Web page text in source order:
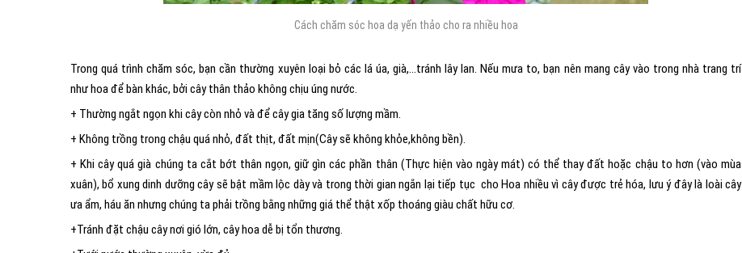
Cách chăm sóc hoa dạ yến thảo cho ra nhiều hoa
Trong quá trình chăm sóc, bạn cần thường xuyên loại bỏ các lá úa, già,…tránh lây lan. Nếu mưa to, bạn nên mang cây vào trong nhà trang trí
như hoa để bàn khác, bởi cây thân thảo không chịu úng nước.
+ Thường ngắt ngọn khi cây còn nhỏ và để cây gia tăng số lượng mầm.
+ Không trồng trong chậu quá nhỏ, đất thịt, đất mịn(Cây sẽ không khỏe,không bền).
+ Khi cây quá già chúng ta cắt bớt thân ngọn, giữ gìn các phần thân (Thực hiện vào ngày mát) có thể thay đất hoặc chậu to hơn (vào mùa
xuân), bổ xung dinh dưỡng cây sẽ bật mầm lộc dày và trong thời gian ngắn lại tiếp tục cho Hoa nhiều vì cây được trẻ hóa, lưu ý đây là loài cây
ưa ẩm, háu ăn nhưng chúng ta phải trồng bằng những giá thể thật xốp thoáng giàu chất hữu cơ.
+Tránh đặt chậu cây nơi gió lớn, cây hoa dễ bị tổn thương.